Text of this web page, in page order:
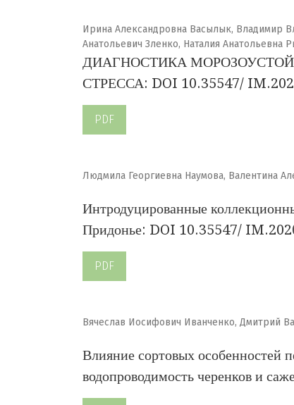
Ирина Александровна Васылык, Владимир
Анатольевич Зленко, Наталия Анатольевна
ДИАГНОСТИКА
СТРЕССА: DOI 10.35547/
PDF
Людмила Георгиевна Наумова, Валентина
Интродуцированные
Придонье: DOI 10.35547/
PDF
Вячеслав Иосифович Иванченко, Дмитрий
Влияние сортовых особенностей
водопроводимость черенков и